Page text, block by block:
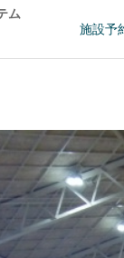
ム
施設予